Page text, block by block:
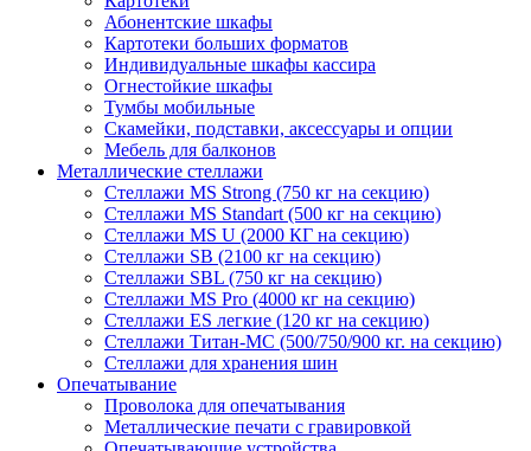
Абонентские шкафы
Картотеки больших форматов
Индивидуальные шкафы кассира
Огнестойкие шкафы
Тумбы мобильные
Скамейки, подставки, аксессуары и опции
Мебель для балконов
Металлические стеллажи
Стеллажи MS Strong (750 кг на секцию)
Стеллажи MS Standart (500 кг на секцию)
Стеллажи MS U (2000 КГ на секцию)
Стеллажи SB (2100 кг на секцию)
Стеллажи SBL (750 кг на секцию)
Стеллажи MS Pro (4000 кг на секцию)
Стеллажи ES легкие (120 кг на секцию)
Стеллажи Титан-МС (500/750/900 кг. на секцию)
Стеллажи для хранения шин
Опечатывание
Проволока для опечатывания
Металлические печати с гравировкой